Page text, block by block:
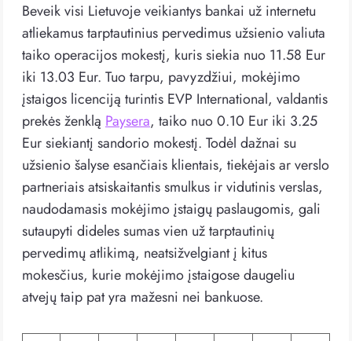
Beveik visi Lietuvoje veikiantys bankai už internetu
atliekamus tarptautinius pervedimus užsienio valiuta
taiko operacijos mokestį, kuris siekia nuo 11.58 Eur
iki 13.03 Eur. Tuo tarpu, pavyzdžiui, mokėjimo
įstaigos licenciją turintis EVP International, valdantis
prekės ženklą Paysera, taiko nuo 0.10 Eur iki 3.25
Eur siekiantį sandorio mokestį. Todėl dažnai su
užsienio šalyse esančiais klientais, tiekėjais ar verslo
partneriais atsiskaitantis smulkus ir vidutinis verslas,
naudodamasis mokėjimo įstaigų paslaugomis, gali
sutaupyti dideles sumas vien už tarptautinių
pervedimų atlikimą, neatsižvelgiant į kitus
mokesčius, kurie mokėjimo įstaigose daugeliu
atvejų taip pat yra mažesni nei bankuose.